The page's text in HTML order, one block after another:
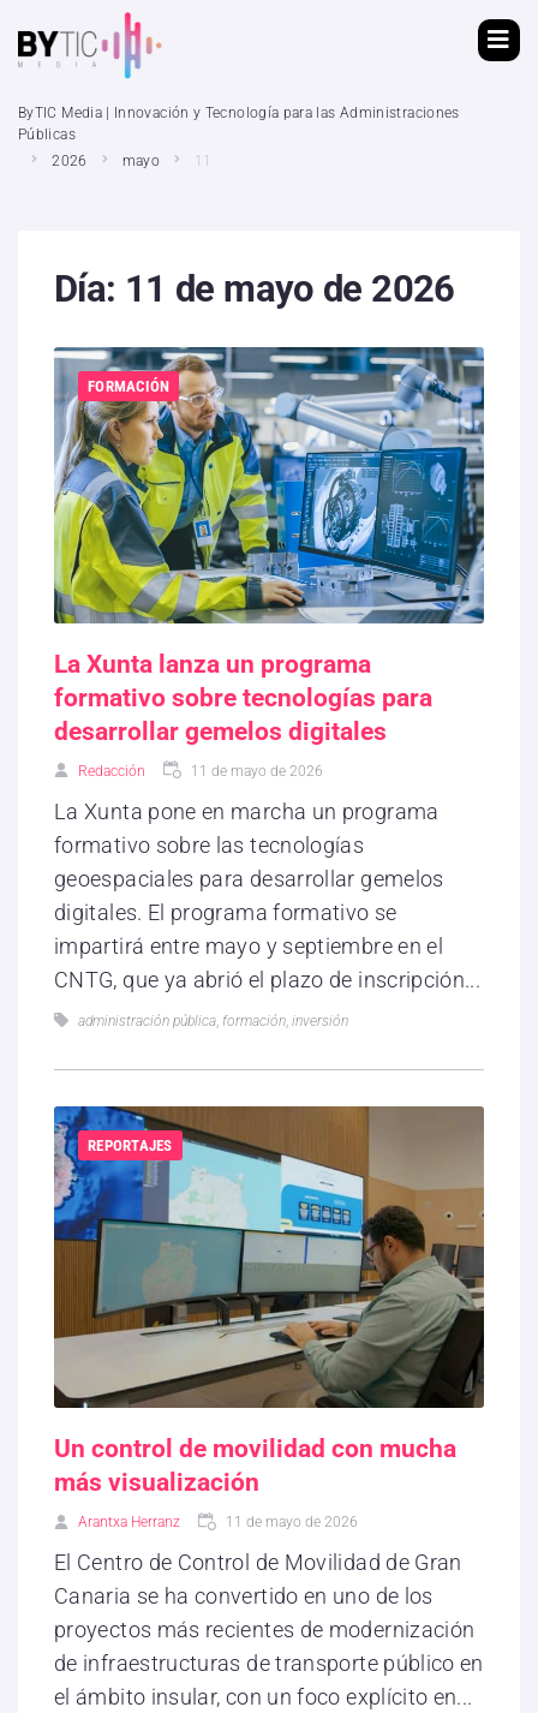
ByTIC Media | Innovación y Tecnología para las Administraciones
Públicas
2026
mayo 11
Día: 11 de mayo de 2026
FORMACIÓN
La Xunta lanza un programa
formativo sobre tecnologías para
desarrollar gemelos digitales
Redacción 11 de mayo de 2026
La Xunta pone en marcha un programa
formativo sobre las tecnologías
geoespaciales para desarrollar gemelos
digitales. El programa formativo se
impartirá entre mayo y septiembre en el
CNTG, que ya abrió el plazo de inscripción...
administración pública formación inversión
REPORTAJES
Un control de movilidad con mucha
más visualización
Arantxa Herranz 11 de mayo de 2026
El Centro de Control de Movilidad de Gran
Canaria se ha convertido en uno de los
proyectos más recientes de modernización
de infraestructuras de transporte público en
el ámbito insular, con un foco explícito en...